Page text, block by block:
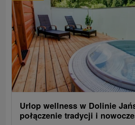
Urlop wellness w Dolinie
połączenie tradycji i